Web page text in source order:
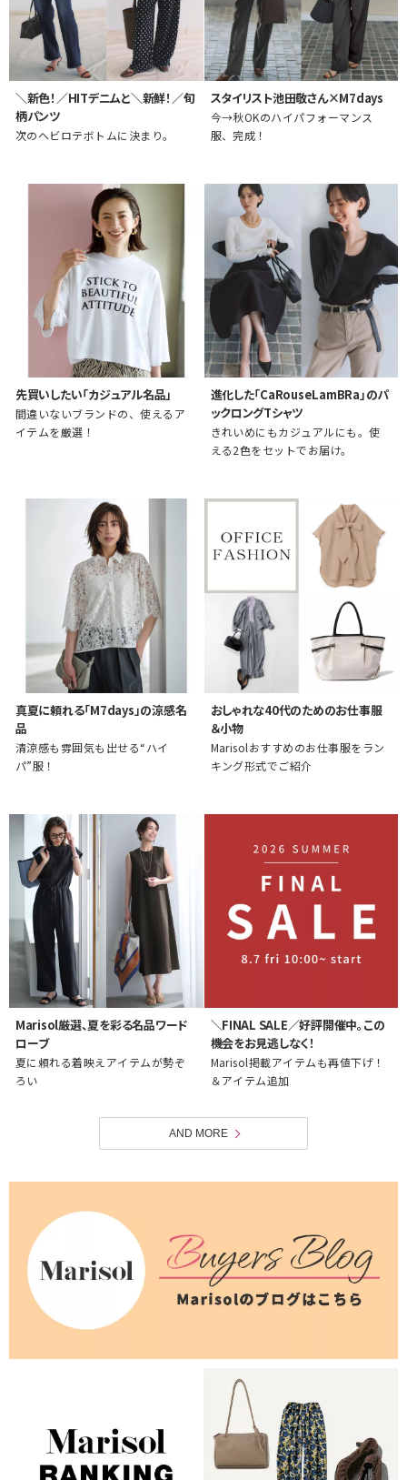
＼新色！／HITデニムと＼新鮮！／旬
柄パンツ
次のヘビロテボトムに決まり。
スタイリスト池田敬さん×M7days
今→秋OKのハイパフォーマンス
服、完成！
先買いしたい「カジュアル名品」
間違いないブランドの、使えるア
イテムを厳選！
進化した「CaRouseLamBRa」のパ
ックロングTシャツ
きれいめにもカジュアルにも。使
える2色をセットでお届け。
真夏に頼れる「M7days」の涼感名
品
清涼感も雰囲気も出せる“ハイ
パ”服！
おしゃれな40代のためのお仕事服
＆小物
Marisolおすすめのお仕事服をラン
キング形式でご紹介
Marisol厳選、夏を彩る名品ワード
ローブ
夏に頼れる着映えアイテムが勢ぞ
ろい
＼FINAL SALE／好評開催中。この
機会をお見逃しなく！
Marisol掲載アイテムも再値下げ！
＆アイテム追加
AND MORE